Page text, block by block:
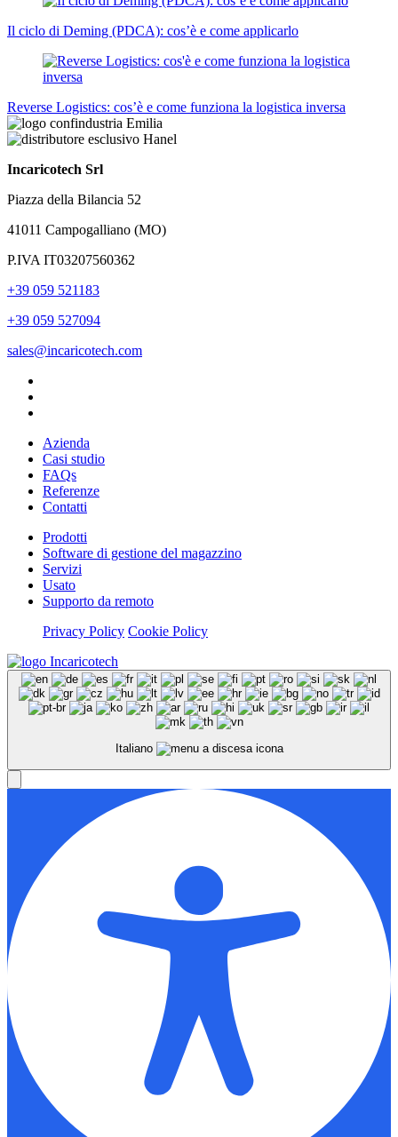
Il ciclo di Deming (PDCA): cos’è e come applicarlo
Reverse Logistics: cos’è e come funziona la logistica inversa
Incaricotech Srl
Piazza della Bilancia 52
41011 Campogalliano (MO)
P.IVA IT03207560362
+39 059 521183
+39 059 527094
sales@incaricotech.com
Azienda
Casi studio
FAQs
Referenze
Contatti
Prodotti
Software di gestione del magazzino
Servizi
Usato
Supporto da remoto
Privacy Policy Cookie Policy
Italiano